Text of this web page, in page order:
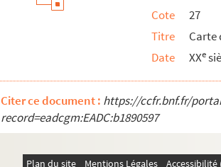
Cote
27
Titre
Carte
Date
XXe
Citer ce document : https://ccfr.bnf.fr/
record=eadcgm:EADC:b1890597
Plan du site Mentions Légales